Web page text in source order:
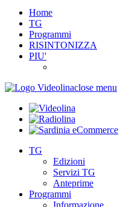
Home
TG
Programmi
RISINTONIZZA
PIU'
close menu
TG
Edizioni
Servizi TG
Anteprime
Programmi
Informazione